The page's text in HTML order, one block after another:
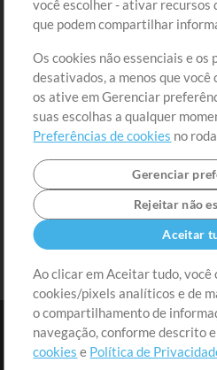
Solicite uma Música
Extras
Sessões
Envie seu conteúdo
Playlist
MT Conference
Termos | Política
você escolher - ativar recursos
que podem compartilhar
Os cookies não essenciais e os
desativados, a menos que
os ative em Gerenciar
suas escolhas a qualquer
Preferências de cookies no
Gerenciar
Rejeitar não
Aceitar
Ao clicar em Aceitar tudo, você
cookies/pixels analíticos e de
o compartilhamento de
navegação, conforme descrito
cookies e Política de